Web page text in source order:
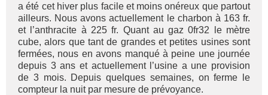
a été cet hiver plus facile et moins onéreux que partout
ailleurs. Nous avons actuellement le charbon à 163 fr.
et l’anthracite à 225 fr. Quant au gaz 0fr32 le mètre
cube, alors que tant de grandes et petites usines sont
fermées, nous en avons manqué à peine une journée
depuis 3 ans et actuellement l’usine a une provision
de 3 mois. Depuis quelques semaines, on ferme le
compteur la nuit par mesure de prévoyance.